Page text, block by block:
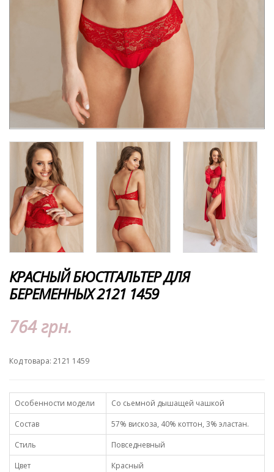
КРАСНЫЙ БЮСТГАЛЬТЕР ДЛЯ
БЕРЕМЕННЫХ 2121 1459
764 грн.
Код товара: 2121 1459
Особенности модели
Со сьемной дышащей чашкой
Состав
57% вискоза, 40% коттон, 3% эластан.
Стиль
Повседневный
Цвет
Красный